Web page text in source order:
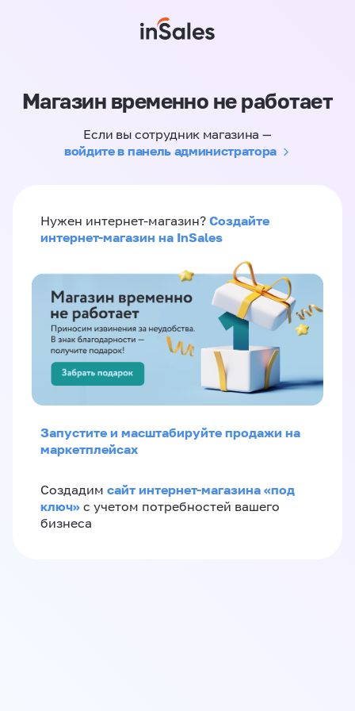
Магазин временно не работает
Если вы сотрудник магазина —
войдите в панель администратора
Нужен интернет-магазин? Создайте
интернет-магазин на InSales
Запустите и масштабируйте продажи на
маркетплейсах
Создадим сайт интернет-магазина «под
ключ» с учетом потребностей вашего
бизнеса